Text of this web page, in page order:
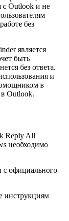
с Outlook и не
без
является
быть
без ответа.
и
в
Outlook.
Reply All
необходимо
с официального
инструкциям